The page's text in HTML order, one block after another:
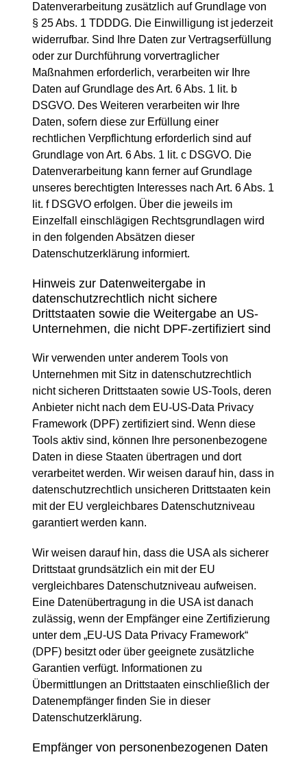
Datenverarbeitung zusätzlich auf Grundlage von
§ 25 Abs. 1 TDDDG. Die Einwilligung ist jederzeit
widerrufbar. Sind Ihre Daten zur Vertragserfüllung
oder zur Durchführung vorvertraglicher
Maßnahmen erforderlich, verarbeiten wir Ihre
Daten auf Grundlage des Art. 6 Abs. 1 lit. b
DSGVO. Des Weiteren verarbeiten wir Ihre
Daten, sofern diese zur Erfüllung einer
rechtlichen Verpflichtung erforderlich sind auf
Grundlage von Art. 6 Abs. 1 lit. c DSGVO. Die
Datenverarbeitung kann ferner auf Grundlage
unseres berechtigten Interesses nach Art. 6 Abs. 1
lit. f DSGVO erfolgen. Über die jeweils im
Einzelfall einschlägigen Rechtsgrundlagen wird
in den folgenden Absätzen dieser
Datenschutzerklärung informiert.
Hinweis zur Datenweitergabe in
datenschutzrechtlich nicht sichere
Drittstaaten sowie die Weitergabe an US-
Unternehmen, die nicht DPF-zertifiziert sind
Wir verwenden unter anderem Tools von
Unternehmen mit Sitz in datenschutzrechtlich
nicht sicheren Drittstaaten sowie US-Tools, deren
Anbieter nicht nach dem EU-US-Data Privacy
Framework (DPF) zertifiziert sind. Wenn diese
Tools aktiv sind, können Ihre personenbezogene
Daten in diese Staaten übertragen und dort
verarbeitet werden. Wir weisen darauf hin, dass in
datenschutzrechtlich unsicheren Drittstaaten kein
mit der EU vergleichbares Datenschutzniveau
garantiert werden kann.
Wir weisen darauf hin, dass die USA als sicherer
Drittstaat grundsätzlich ein mit der EU
vergleichbares Datenschutzniveau aufweisen.
Eine Datenübertragung in die USA ist danach
zulässig, wenn der Empfänger eine Zertifizierung
unter dem „EU-US Data Privacy Framework“
(DPF) besitzt oder über geeignete zusätzliche
Garantien verfügt. Informationen zu
Übermittlungen an Drittstaaten einschließlich der
Datenempfänger finden Sie in dieser
Datenschutzerklärung.
Empfänger von personenbezogenen Daten